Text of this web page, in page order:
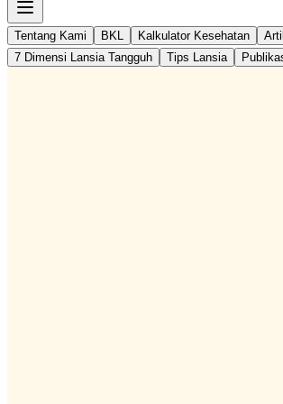
Tentang Kami BKL Kalkulator Kesehatan
7 Dimensi Lansia Tangguh
Tips Lansia